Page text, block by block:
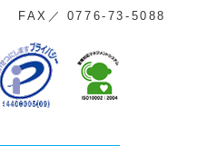
FAX／ 0776-73-5088